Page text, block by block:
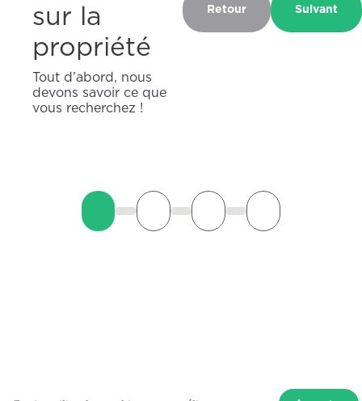
sur la
propriété
Tout d’abord, nous
devons savoir ce que
vous recherchez !
Retour Sulvant